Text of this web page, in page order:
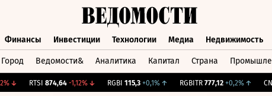
Финансы Инвестиции Технологии Медиа Недвижимость
Город Ведомости& Аналитика Капитал Страна
↓ RTSI 874,64 -1,12% ↓ RGBI 115,3 +0,1% ↑ RGBITR 777,12 +0,2%↑